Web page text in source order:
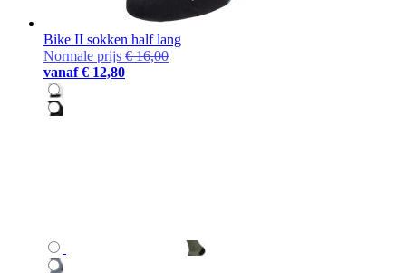
Bike II sokken half lang
Normale prijs € 16,00
vanaf € 12,80